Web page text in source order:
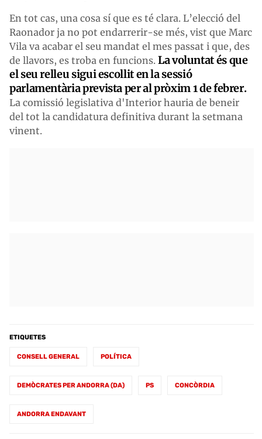
En tot cas, una cosa sí que es té clara. L’elecció del
Raonador ja no pot endarrerir-se més, vist que Marc
Vila va acabar el seu mandat el mes passat i que, des
de llavors, es troba en funcions. La voluntat és que
el seu relleu sigui escollit en la sessió
parlamentària prevista per al pròxim 1 de febrer.
La comissió legislativa d'Interior hauria de beneir
del tot la candidatura definitiva durant la setmana
vinent.
ETIQUETES
CONSELL GENERAL POLÍTICA
DEMÒCRATES PER ANDORRA (DA) PS CONCÒRDIA
ANDORRA ENDAVANT